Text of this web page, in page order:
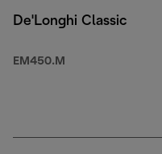
De'Longhi Classic
EM450.M